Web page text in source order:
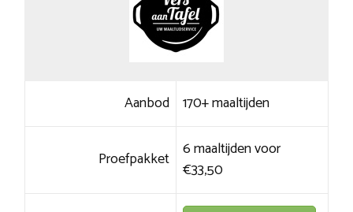
Aanbod 170+ maaltijden
Proefpakket 6 maaltijden voor
€33,50